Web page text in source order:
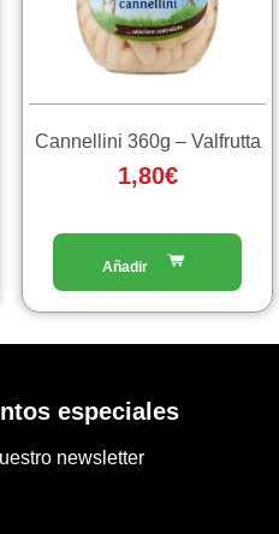
Cannellini 360g – Valfrutta
1,80€
especiales
newsletter